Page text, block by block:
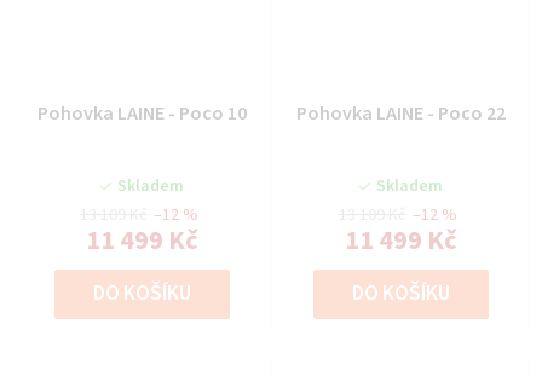
Pohovka LAINE - Poco 10
Skladem
11 499 Kč
–12 %
DO KOŠÍKU
Pohovka LAINE - Poco 22
Skladem
11 499 Kč
–12 %
DO KOŠÍKU